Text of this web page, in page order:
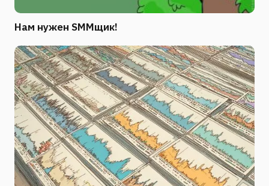
Нам нужен SMMщик!